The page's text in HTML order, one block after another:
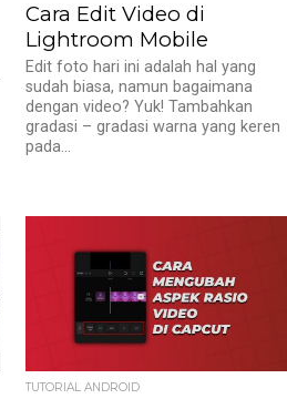
Cara Edit Video di
Lightroom Mobile
Edit foto hari ini adalah hal yang
sudah biasa, namun bagaimana
dengan video? Yuk! Tambahkan
gradasi – gradasi warna yang keren
pada...
TUTORIAL ANDROID